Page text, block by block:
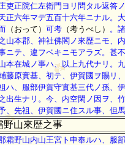
吏正院仁左衛門ヨリ問タル返答
正六年マデ五百十六年ニナル。
（おって） 可考 （考うべし）
。
山本郡、神社佛閣ノ來歴ニモ、
ニテ、違フベキニモアラズ。甚
本在城ノ事ハ、以上九代ナリ。
藤原實基、初テ、伊賀國ヲ賜リ
ハ、服部伊賀守實基三代ノ孫、
出生ナリ。今、内空閑ノ因ヲ、
、先祖、伊賀國ニ住スル事、但
野山來歴之事
霜野山内山王宮ト申奉ルハ、服